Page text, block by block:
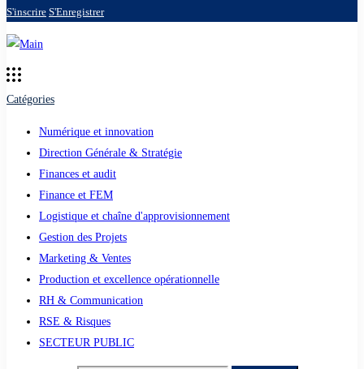
S'inscrire S'Enregistrer
Catégories
Numérique et innovation
Direction Générale & Stratégie
Finances et audit
Finance et FEM
Logistique et chaîne d'approvisionnement
Gestion des Projets
Marketing & Ventes
Production et excellence opérationnelle
RH & Communication
RSE & Risques
SECTEUR PUBLIC